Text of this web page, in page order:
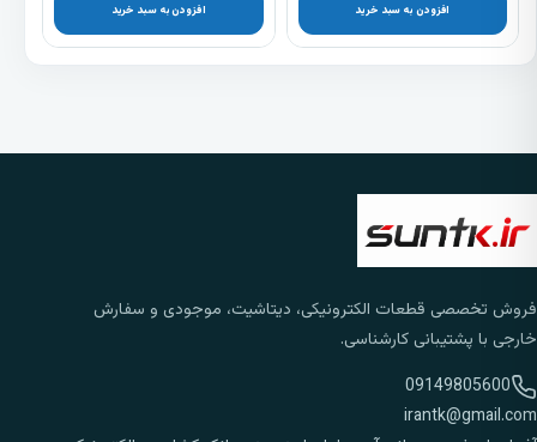
افزودن به سبد خرید افزودن به سبد خرید
فروش تخصصی قطعات الکترونیکی، دیتاشیت، موجودی و سفارش
خارجی با پشتیبانی کارشناسی.
09149805600
irantk@gmail.com